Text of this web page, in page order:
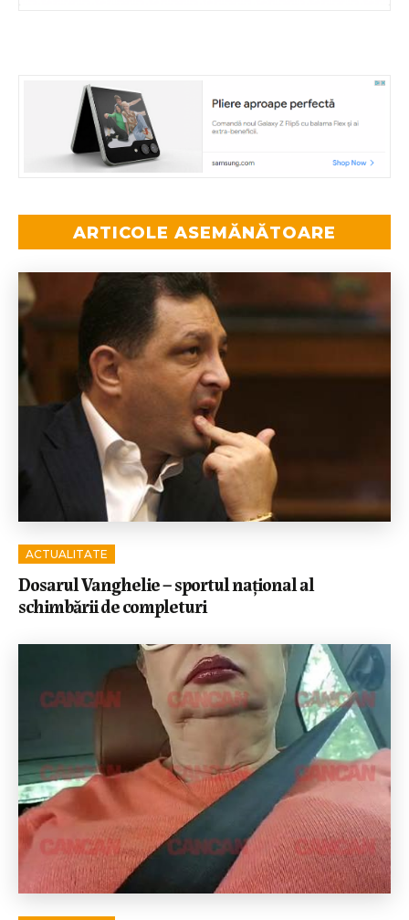
ARTICOLE ASEMĂNĂTOARE
ACTUALITATE
Dosarul Vanghelie – sportul național al
schimbării de completuri